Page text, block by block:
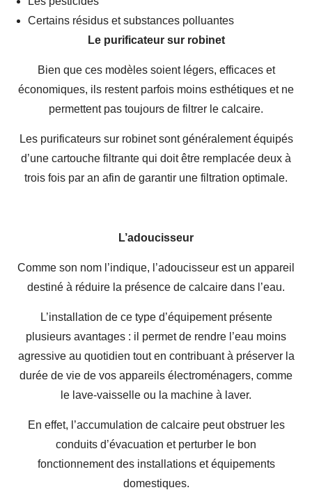
Certains résidus et substances polluantes
Le purificateur sur robinet
Bien que ces modèles soient légers, efficaces et
économiques, ils restent parfois moins esthétiques et ne
permettent pas toujours de filtrer le calcaire.
Les purificateurs sur robinet sont généralement équipés
d’une cartouche filtrante qui doit être remplacée deux à
trois fois par an afin de garantir une filtration optimale.
L’adoucisseur
Comme son nom l’indique, l’adoucisseur est un appareil
destiné à réduire la présence de calcaire dans l’eau.
L’installation de ce type d’équipement présente
plusieurs avantages : il permet de rendre l’eau moins
agressive au quotidien tout en contribuant à préserver la
durée de vie de vos appareils électroménagers, comme
le lave-vaisselle ou la machine à laver.
En effet, l’accumulation de calcaire peut obstruer les
conduits d’évacuation et perturber le bon
fonctionnement des installations et équipements
domestiques.